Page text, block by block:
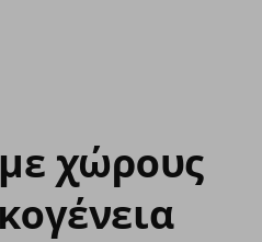
χώρους